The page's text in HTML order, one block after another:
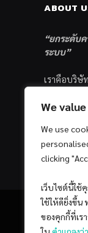
We
We use
clicking
เว็บไซต์นี้ใช้
ใช้ให้ดียิ่งขึ้น
ของคุกกี้ที่เร
ABOUT
“ยกระดับ
ระบบ”
เราคือบริษั
ส่วนบุคคล
ด้วยแนวคิ